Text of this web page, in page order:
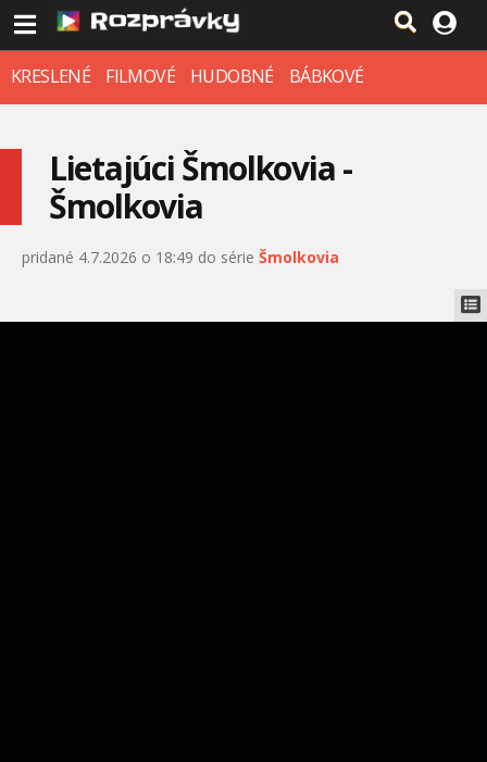
KRESLENÉ FILMOVÉ HUDOBNÉ BÁBKOVÉ
Lietajúci Šmolkovia -
Šmolkovia
pridané 4.7.2026 o 18:49 do série Šmolkovia